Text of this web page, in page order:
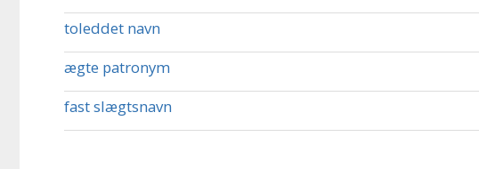
toleddet navn
ægte patronym
fast slægtsnavn